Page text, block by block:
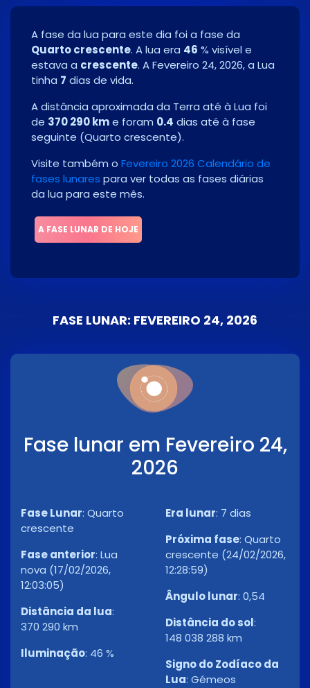
A fase da lua para este dia foi a fase da
Quarto crescente. A lua era 46 % visível e
estava a crescente. AFevereiro 24, 2026, a Lua
tinha 7 dias de vida.
A distância aproximada da Terra até à Lua foi
de 370 290 kme foram 0.4 dias até à fase
seguinte (Quarto crescente).
Visite também o Fevereiro 2026 Calendário de
fases lunares para ver todas as fases diárias
da lua para este mês.
A FASE LUNAR DE HOJE
FASE LUNAR: FEVEREIRO 24, 2026
Fase lunar em Fevereiro 24,
2026
Fase Lunar: Quarto
crescente
Fase anterior: Lua
nova (17/02/2026,
12:03:05)
Distância da lua:
370 290 km
Iluminação: 46 %
Era lunar: 7 dias
Próxima fase: Quarto
crescente (24/02/2026,
12:28:59)
Ângulo lunar: 0,54
Distância do sol:
148 038 288 km
Signo do Zodíaco da
Lua: Gémeos